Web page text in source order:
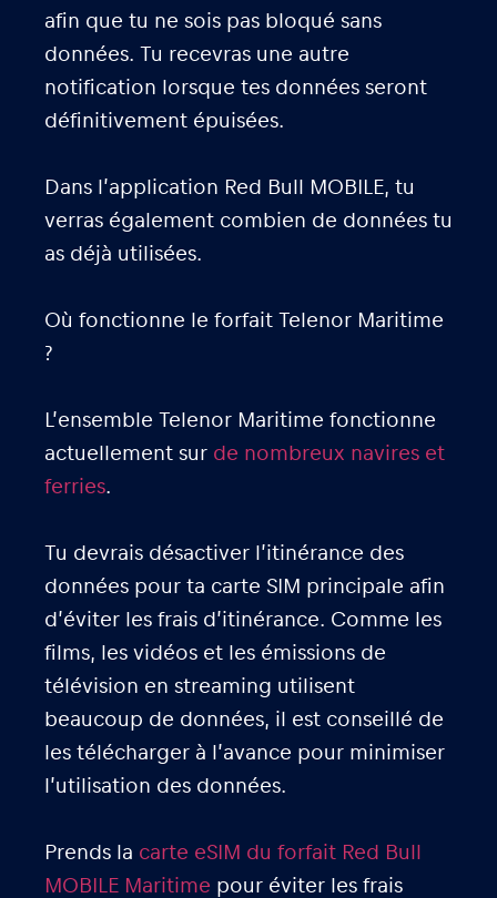
afin que tu ne sois pas bloqué sans
données. Tu recevras une autre
notification lorsque tes données seront
définitivement épuisées.
Dans l’application Red Bull MOBILE, tu
verras également combien de données tu
as déjà utilisées.
Où fonctionne le forfait Telenor Maritime
?
L’ensemble Telenor Maritime fonctionne
actuellement sur de nombreux navires et
ferries.
Tu devrais désactiver l’itinérance des
données pour ta carte SIM principale afin
d’éviter les frais d’itinérance. Comme les
films, les vidéos et les émissions de
télévision en streaming utilisent
beaucoup de données, il est conseillé de
les télécharger à l’avance pour minimiser
l’utilisation des données.
Prends la carte eSIM du forfait Red Bull
MOBILE Maritime pour éviter les frais